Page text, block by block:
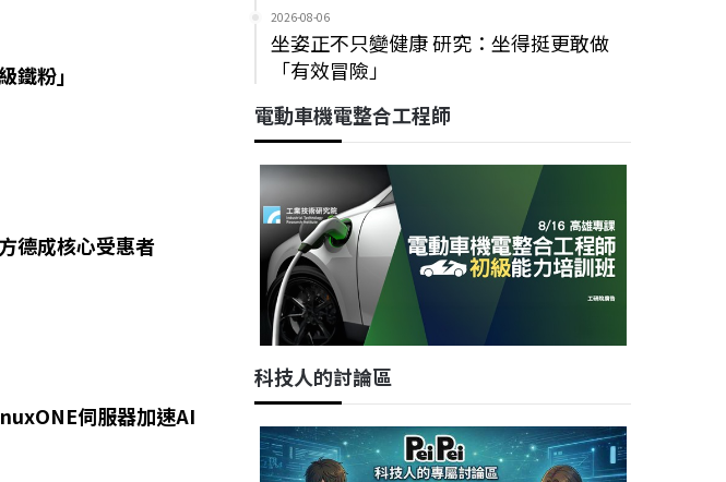
鐵粉」
德成核心受惠者
伺服器加速AI
2026-08-06
坐姿正不只變健康 研究：坐得挺更敢做
「有效冒險」
電動車機電整合工程師
科技人的討論區